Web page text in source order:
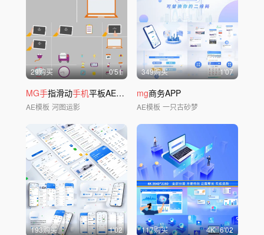
29购买 0'51
MG手指滑动手机平板AE模板
AE模板 河图运影
349购买 1'07
mg商务APP
AE模板 一只古砂梦
193购买 1'02 117购买 4K 6'02